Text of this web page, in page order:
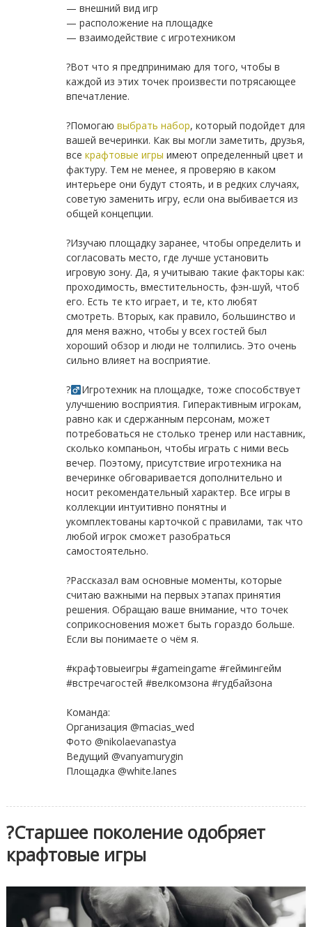
— внешний вид игр
— расположение на площадке
— взаимодействие с игротехником
?Вот что я предпринимаю для того, чтобы в
каждой из этих точек произвести потрясающее
впечатление.
?Помогаю выбрать набор, который подойдет для
вашей вечеринки. Как вы могли заметить, друзья,
все крафтовые игры имеют определенный цвет и
фактуру. Тем не менее, я проверяю в каком
интерьере они будут стоять, и в редких случаях,
советую заменить игру, если она выбивается из
общей концепции.
?Изучаю площадку заранее, чтобы определить и
согласовать место, где лучше установить
игровую зону. Да, я учитываю такие факторы как:
проходимость, вместительность, фэн-шуй, чтоб
его. Есть те кто играет, и те, кто любят
смотреть. Вторых, как правило, большинство и
для меня важно, чтобы у всех гостей был
хороший обзор и люди не толпились. Это очень
сильно влияет на восприятие.
?‍
Игротехник на площадке, тоже способствует
улучшению восприятия. Гиперактивным игрокам,
равно как и сдержанным персонам, может
потребоваться не столько тренер или наставник,
сколько компаньон, чтобы играть с ними весь
вечер. Поэтому, присутствие игротехника на
вечеринке обговаривается дополнительно и
носит рекомендательный характер. Все игры в
коллекции интуитивно понятны и
укомплектованы карточкой с правилами, так что
любой игрок сможет разобраться
самостоятельно.
?Рассказал вам основные моменты, которые
считаю важными на первых этапах принятия
решения. Обращаю ваше внимание, что точек
соприкосновения может быть гораздо больше.
Если вы понимаете о чём я.
#крафтовыеигры #gameingame #геймингейм
#встречагостей #велкомзона #гудбайзона
Команда:
Организация @macias_wed
Фото @nikolaevanastya
Ведущий @vanyamurygin
Площадка @white.lanes
?Старшее поколение одобряет
крафтовые игры